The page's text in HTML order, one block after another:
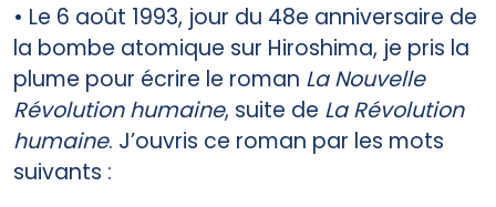
• Le 6 août 1993, jour du 48e anniversaire de
la bombe atomique sur Hiroshima, je pris la
plume pour écrire le roman La Nouvelle
Révolution humaine, suite de La Révolution
humaine. J’ouvris ce roman par les mots
suivants :